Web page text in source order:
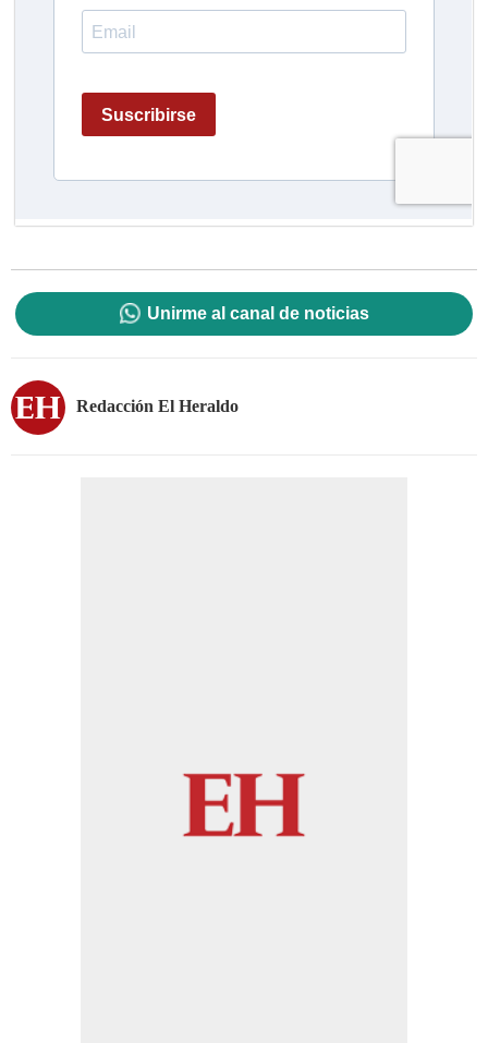
Unirme al canal de noticias
Redacción El Heraldo